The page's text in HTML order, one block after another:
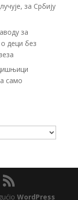
за Србију
за
деци без
само
WordPress